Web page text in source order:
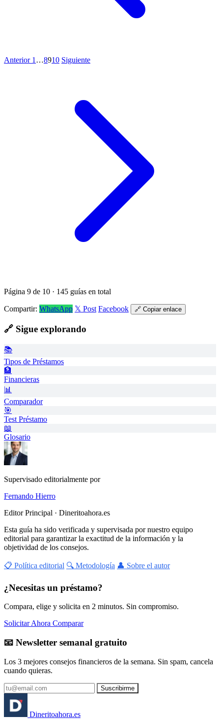
Anterior 1…8910 Siguiente
Página 9 de 10 · 145 guías en total
Compartir: WhatsApp 𝕏 Post Facebook 🔗 Copiar enlace
🔗 Sigue explorando
📚
Tipos de Préstamos
🏦
Financieras
📊
Comparador
🎯
Test Préstamo
📖
Glosario
Supervisado editorialmente por
Fernando Hierro
Editor Principal · Dineritoahora.es
Esta guía ha sido verificada y supervisada por nuestro equipo
editorial para garantizar la exactitud de la información y la
objetividad de los consejos.
📋 Política editorial 🔍 Metodología 👤 Sobre el autor
¿Necesitas un préstamo?
Compara, elige y solicita en 2 minutos. Sin compromiso.
Solicitar Ahora Comparar
📧 Newsletter semanal gratuito
Los 3 mejores consejos financieros de la semana. Sin spam, cancela
cuando quieras.
Suscribirme
Dineritoahora.es